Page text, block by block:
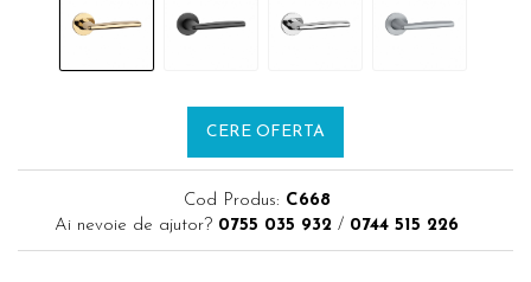
CERE OFERTA
Cod Produs: C668
Ai nevoie de ajutor? 0755 035 932 / 0744 515 226